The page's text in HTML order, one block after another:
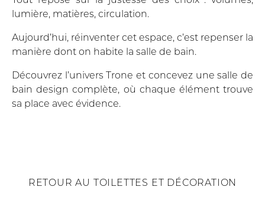
lumière, matières, circulation.
Aujourd’hui, réinventer cet espace, c’est repenser la
manière dont on habite la salle de bain.
Découvrez l’univers Trone et concevez une salle de
bain design complète, où chaque élément trouve
sa place avec évidence.
RETOUR AU TOILETTES ET DÉCORATION